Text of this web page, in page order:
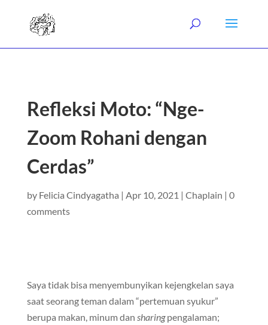
Refleksi Moto: “Nge-
Zoom Rohani dengan
Cerdas”
by Felicia Cindyagatha | Apr 10, 2021 | Chaplain | 0
comments
Saya tidak bisa menyembunyikan kejengkelan saya
saat seorang teman dalam “pertemuan syukur”
berupa makan, minum dan sharingpengalaman;